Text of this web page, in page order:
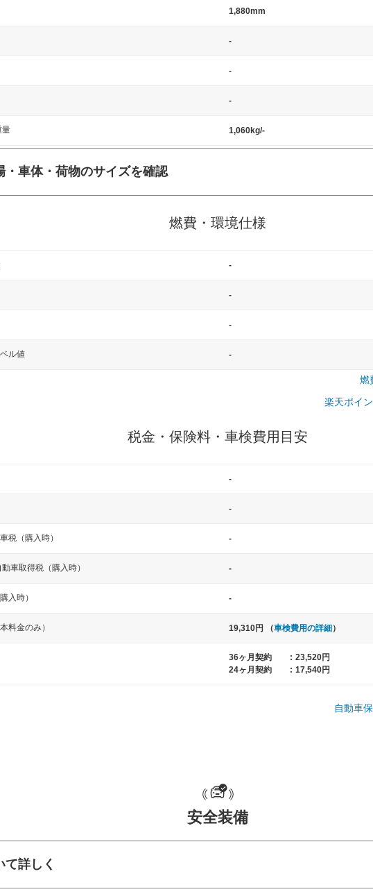
1,880mm
-
-
-
量 1,060kg/-
・車体・荷物のサイズを確認
サイズが標準値（最低値）とされる事が多いようです。
一般的な車体のサイズの目安
一般的な荷物のサイズの目安
燃費・環境仕様
-
-
-
ル値 -
燃
楽天ポイ
税金・保険料・車検費用目安
-
-
税（購入時） -
車取得税（購入時） -
入時） -
料金のみ） 19,310円 （車検費用の詳細 ）
36ヶ月契約 : 23,520円
24ヶ月契約
: 17,540円
自動車
安全装備
て詳しく